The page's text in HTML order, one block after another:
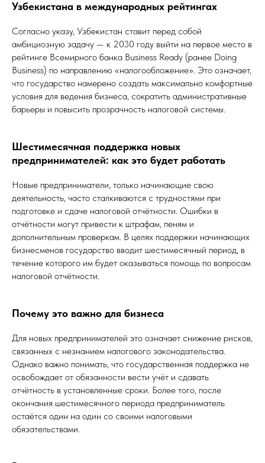
Узбекистана в международных рейтингах
Согласно указу, Узбекистан ставит перед собой
амбициозную задачу — к 2030 году выйти на первое место в
рейтинге Всемирного банка Business Ready (ранее Doing
Business) по направлению «налогообложение». Это означает,
что государство намерено создать максимально комфортные
условия для ведения бизнеса, сократить административные
барьеры и повысить прозрачность налоговой системы.
Шестимесячная поддержка новых
предпринимателей: как это будет работать
Новые предприниматели, только начинающие свою
деятельность, часто сталкиваются с трудностями при
подготовке и сдаче налоговой отчётности. Ошибки в
отчётности могут привести к штрафам, пеням и
дополнительным проверкам. В целях поддержки начинающих
бизнесменов государство вводит шестимесячный период, в
течение которого им будет оказываться помощь по вопросам
налоговой отчётности.
Почему это важно для бизнеса
Для новых предпринимателей это означает снижение рисков,
связанных с незнанием налогового законодательства.
Однако важно понимать, что государственная поддержка не
освобождает от обязанности вести учёт и сдавать
отчётность в установленные сроки. Более того, после
окончания шестимесячного периода предприниматель
остаётся один на один со своими налоговыми
обязательствами.